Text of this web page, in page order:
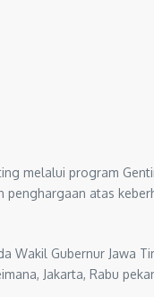
melalui program
atas
Wakil Gubernur Jawa
Jakarta, Rabu